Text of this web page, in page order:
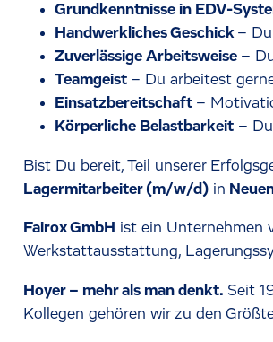
Grundkenntnisse in EDV-
Handwerkliches Geschick –
Zuverlässige Arbeitsweise –
Teamgeist – Du arbeitest
Einsatzbereitschaft –
Körperliche Belastbarkeit –
Bist Du bereit, Teil unserer
Lagermitarbeiter (m/w/d) in
Fairox GmbH ist ein Unternehmen
Werkstattausstattung,
Hoyer – mehr als man denkt. Seit
Kollegen gehören wir zu den